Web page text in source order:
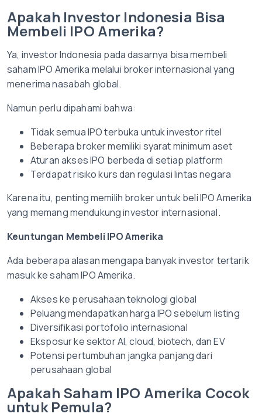
Apakah Investor Indonesia Bisa
Membeli IPO Amerika?
Ya, investor Indonesia pada dasarnya bisa membeli
saham IPO Amerika melalui broker internasional yang
menerima nasabah global.
Namun perlu dipahami bahwa:
Tidak semua IPO terbuka untuk investor ritel
Beberapa broker memiliki syarat minimum aset
Aturan akses IPO berbeda di setiap platform
Terdapat risiko kurs dan regulasi lintas negara
Karena itu, penting memilih broker untuk beli IPO Amerika
yang memang mendukung investor internasional.
Keuntungan Membeli IPO Amerika
Ada beberapa alasan mengapa banyak investor tertarik
masuk ke saham IPO Amerika.
Akses ke perusahaan teknologi global
Peluang mendapatkan harga IPO sebelum listing
Diversifikasi portofolio internasional
Eksposur ke sektor AI, cloud, biotech, dan EV
Potensi pertumbuhan jangka panjang dari
perusahaan global
Apakah Saham IPO Amerika Cocok
untuk Pemula?